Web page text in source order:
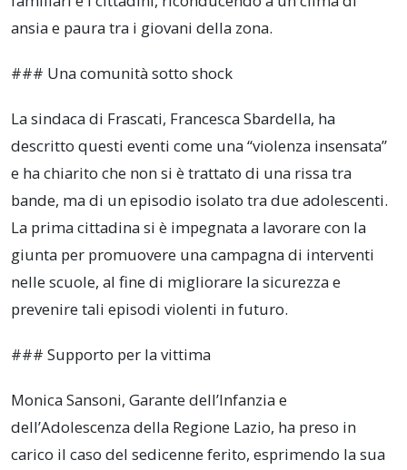
ansia e paura tra i giovani della zona.
### Una comunità sotto shock
La sindaca di Frascati, Francesca Sbardella, ha
descritto questi eventi come una “violenza insensata”
e ha chiarito che non si è trattato di una rissa tra
bande, ma di un episodio isolato tra due adolescenti.
La prima cittadina si è impegnata a lavorare con la
giunta per promuovere una campagna di interventi
nelle scuole, al fine di migliorare la sicurezza e
prevenire tali episodi violenti in futuro.
### Supporto per la vittima
Monica Sansoni, Garante dell’Infanzia e
dell’Adolescenza della Regione Lazio, ha preso in
carico il caso del sedicenne ferito, esprimendo la sua